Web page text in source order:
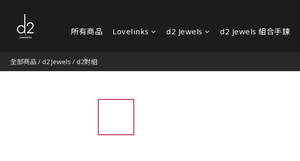
所有商品 Lovelinks d2 Jewels d2 Jewels 組合手鍊
全部商品/d2 Jewels /d2對組